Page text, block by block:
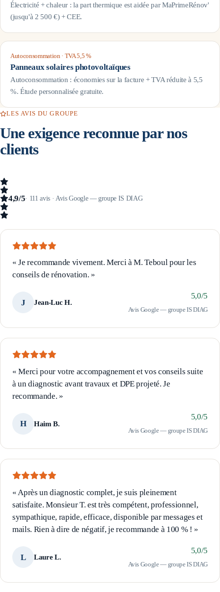
Électricité + chaleur : la part thermique est aidée par MaPrimeRénov'
(jusqu'à 2 500 €) + CEE.
Autoconsommation · TVA 5,5 %
Panneaux solaires photovoltaïques
Autoconsommation : économies sur la facture + TVA réduite à 5,5
%. Étude personnalisée gratuite.
LES AVIS DU GROUPE
Une exigence reconnue par nos
clients
4,9/5· 111 avis · Avis Google — groupe IS DIAG
«Je recommande vivement. Merci à M. Teboul pour les
conseils de rénovation. »
J Jean-Luc H.
5,0/5
Avis Google — groupe IS DIAG
«Merci pour votre accompagnement et vos conseils suite
à un diagnostic avant travaux et DPE projeté. Je
recommande. »
H Haim B.
5,0/5
Avis Google — groupe IS DIAG
«Après un diagnostic complet, je suis pleinement
satisfaite. Monsieur T. est très compétent, professionnel,
sympathique, rapide, efficace, disponible par messages et
mails. Rien à dire de négatif, je recommande à 100 % ! »
L Laure L.
5,0/5
Avis Google — groupe IS DIAG